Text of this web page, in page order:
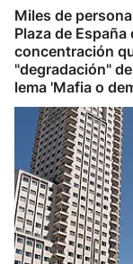
Miles de
Plaza de
concentración
"degradación"
lema 'Mafia o